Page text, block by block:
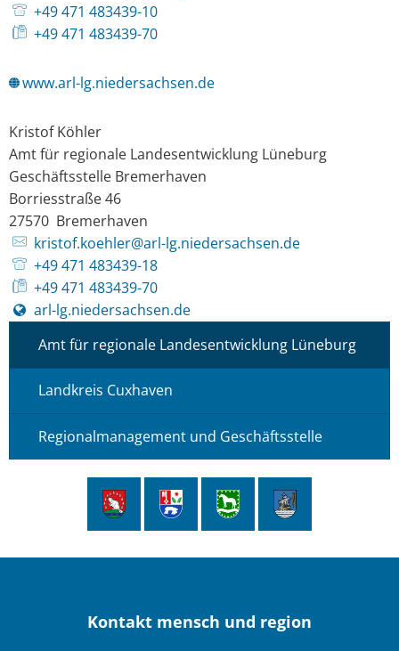
+49 471 483439-10
+49 471 483439-70
www.arl-lg.niedersachsen.de
Kristof Köhler
Amt für regionale Landesentwicklung Lüneburg
Geschäftsstelle Bremerhaven
Borriesstraße 46
27570 Bremerhaven
kristof.koehler@arl-lg.niedersachsen.de
+49 471 483439-18
+49 471 483439-70
arl-lg.niedersachsen.de
Amt für regionale Landesentwicklung Lüneburg
Landkreis Cuxhaven
Regionalmanagement und Geschäftsstelle
Kontakt mensch und region